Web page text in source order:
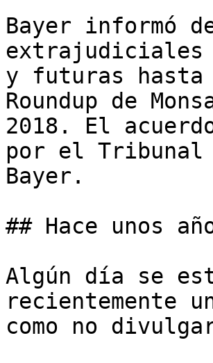
Bayer informó
extrajudiciales
y futuras
Roundup de
2018. El
por el Tribunal
Bayer.
## Hace unos
Algún día se
recientemente
como no